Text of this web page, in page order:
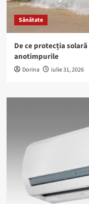
Sănătate
De ce protecția
anotimpurile
Dorina iulie 31, 2026